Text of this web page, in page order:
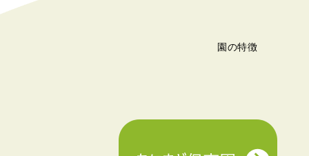
園の特徴